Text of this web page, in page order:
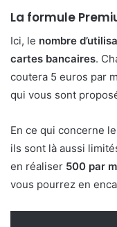
La formule
Ici, le nombre
cartes bancaires.
coutera 5 euros par
qui vous sont
En ce qui concerne
ils sont là aussi
en réaliser 500 par
vous pourrez en